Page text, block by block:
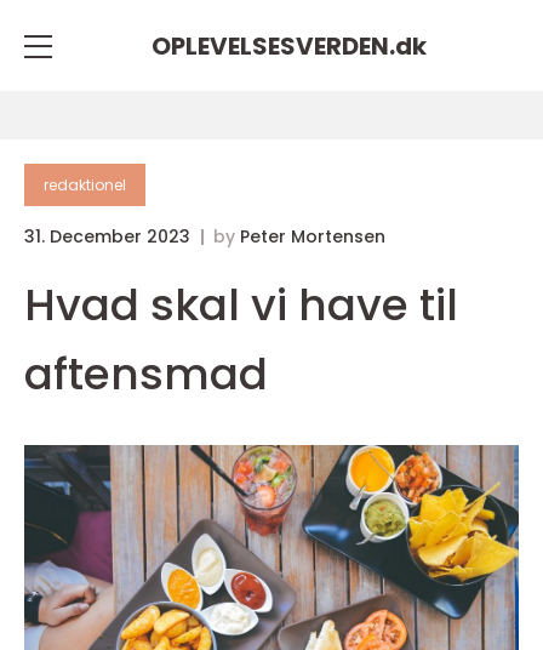
OPLEVELSESVERDEN.dk
redaktionel
31. December 2023 by Peter Mortensen
Hvad skal vi have til
aftensmad